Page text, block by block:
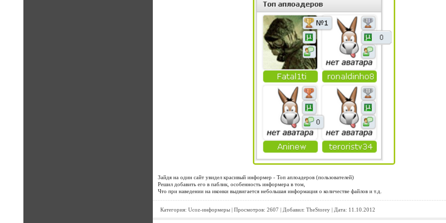
Зайдя на один сайт увидел красивый информер - Топ аплоадеров (пользователей)
Решил добавить его в паблик, особенность информера в том,
Что при наведении на иконки выдвигается небольшая информация о количестве файлов и т.д.
Категория: Ucoz-информеры | Просмотров: 2607 | Добавил: TheStorey | Дата: 11.10.2012